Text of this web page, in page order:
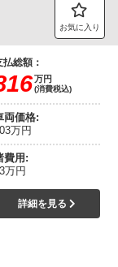
お気に入り
払総額：
万円
(消費税込)
両価格:
万円
費用:
万円
詳細を見る